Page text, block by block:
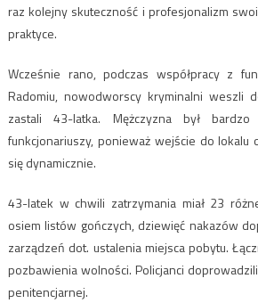
raz kolejny skuteczność i profesjonalizm
praktyce.
Wcześnie rano, podczas współpracy z
Radomiu, nowodworscy kryminalni weszli
zastali 43-latka. Mężczyzna był bardzo
funkcjonariuszy, ponieważ wejście do lokalu
się dynamicznie.
43-latek w chwili zatrzymania miał 23
osiem listów gończych, dziewięć nakazów
zarządzeń dot. ustalenia miejsca pobytu.
pozbawienia wolności. Policjanci
penitencjarnej.